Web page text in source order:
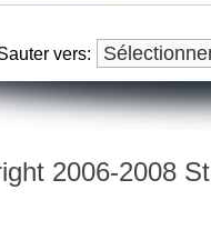
vers:
2006-2008